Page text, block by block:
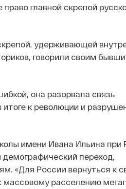
главной скрепой
удерживающей
говорили своим
она разорвала связь
итоге к революции и
имени Ивана Ильина при
переход,
«Для России вернуться к
массовому расселению